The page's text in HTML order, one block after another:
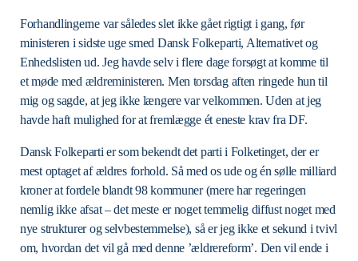
Forhandlingerne var således slet ikke gået rigtigt i gang, før
ministeren i sidste uge smed Dansk Folkeparti, Alternativet og
Enhedslisten ud. Jeg havde selv i flere dage forsøgt at komme til
et møde med ældreministeren. Men torsdag aften ringede hun til
mig og sagde, at jeg ikke længere var velkommen. Uden at jeg
havde haft mulighed for at fremlægge ét eneste krav fra DF.
Dansk Folkeparti er som bekendt det parti i Folketinget, der er
mest optaget af ældres forhold. Så med os ude og én sølle milliard
kroner at fordele blandt 98 kommuner (mere har regeringen
nemlig ikke afsat – det meste er noget temmelig diffust noget med
nye strukturer og selvbestemmelse), så er jeg ikke et sekund i tvivl
om, hvordan det vil gå med denne ’ældrereform’. Den vil ende i